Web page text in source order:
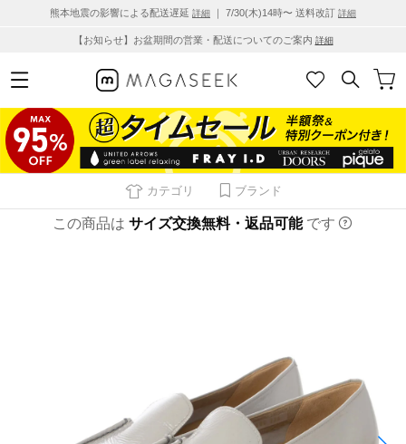
熊本地震の影響による配送遅延 詳細 ｜ 7/30(木)14時〜 送料改訂 詳細
【お知らせ】お盆期間の営業・配送についてのご案内 詳細
カテゴリ ブランド
この商品は サイズ交換無料・返品可能 です